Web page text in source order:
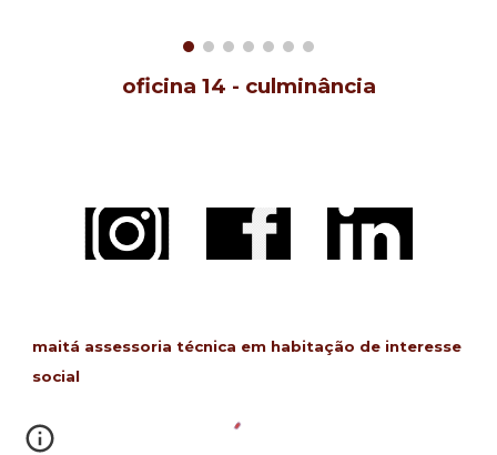
oficina 14 - culminância
maitá assessoria técnica em habitação de interesse
social